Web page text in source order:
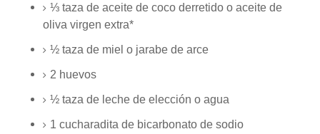
⅓ taza de aceite de coco derretido o aceite de
oliva virgen extra*
½ taza de miel o jarabe de arce
2 huevos
½ taza de leche de elección o agua
1 cucharadita de bicarbonato de sodio